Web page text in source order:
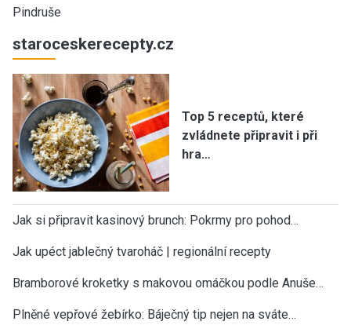
Pindruše
staroceskerecepty.cz
Top 5 receptů, které
zvládnete připravit i při
hra…
Jak si připravit kasinový brunch: Pokrmy pro pohod…
Jak upéct jablečný tvaroháč | regionální recepty
Bramborové kroketky s makovou omáčkou podle Anuše…
Plněné vepřové žebírko: Báječný tip nejen na sváte…